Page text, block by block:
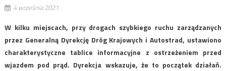
4 września 2021
W kilku miejscach, przy drogach szybkiego ruchu zarządzanych
przez Generalną Dyrekcję Dróg Krajowych i Autostrad, ustawiono
charakterystyczne tablice informacyjne z ostrzeżeniem przed
wjazdem pod prąd. Dyrekcja wskazuje, że to początek działań.